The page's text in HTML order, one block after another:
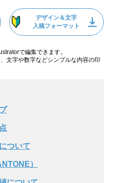
デザイン＆文字
入稿フォーマット
で編集できます。
文字や数字などシンプルな内容の印
ついて
）